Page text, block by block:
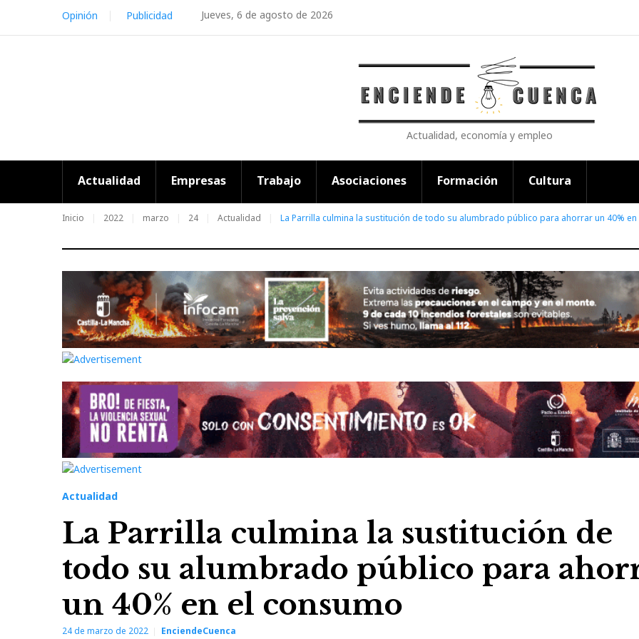
content
Jueves, 6 de agosto de 2026
Opinión Publicidad
Actualidad, economía y empleo
Actualidad Empresas Trabajo Asociaciones Formación Cultura
Inicio 2022 marzo 24 Actualidad La Parrilla culmina la sustitución de todo su alumbrado público para ahorrar un 40%
Actualidad
La Parrilla culmina la sustitución de
todo su alumbrado público para
un 40% en el consumo
24 de marzo de 2022 EnciendeCuenca